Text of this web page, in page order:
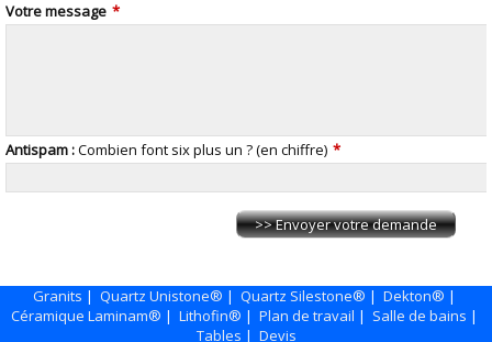
Votre message *
Antispam :Combien font six plus un ? (en chiffre) *
Granits | Quartz Unistone® | Quartz Silestone® | Dekton® |
Céramique Laminam® | Lithofin® | Plan de travail | Salle de bains |
Tables | Devis